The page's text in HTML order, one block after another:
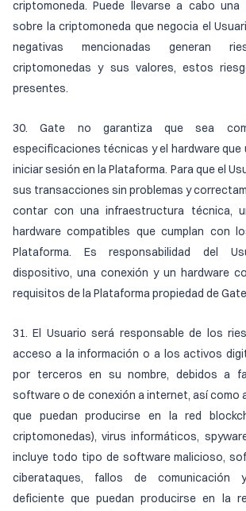
criptomoneda. Puede llevarse a cabo una
sobre la criptomoneda que negocia el
negativas mencionadas generan
criptomonedas y sus valores, estos
presentes.
30. Gate no garantiza que sea
especificaciones técnicas y el hardware que
iniciar sesión en la Plataforma. Para que el
sus transacciones sin problemas y
contar con una infraestructura técnica,
hardware compatibles que cumplan con
Plataforma. Es responsabilidad del
dispositivo, una conexión y un hardware
requisitos de la Plataforma propiedad de
31. El Usuario será responsable de los
acceso a la información o a los activos
por terceros en su nombre, debidos a
software o de conexión a internet, así como
que puedan producirse en la red
criptomonedas), virus informáticos,
incluye todo tipo de software malicioso,
ciberataques, fallos de comunicación
deficiente que puedan producirse en la